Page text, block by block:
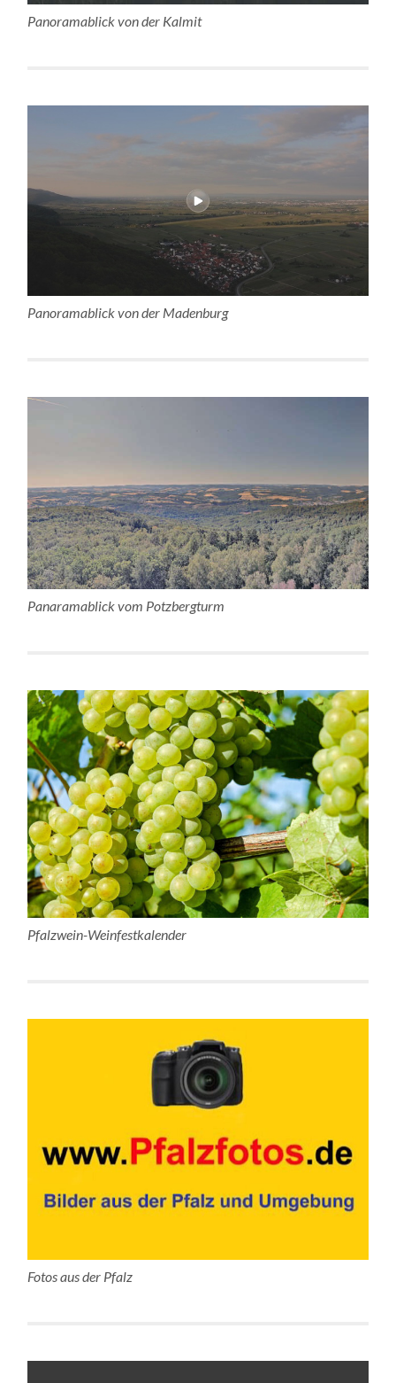
Panoramablick von der Kalmit
Panoramablick von der Madenburg
Panaramablick vom Potzbergturm
Pfalzwein-Weinfestkalender
Fotos aus der Pfalz